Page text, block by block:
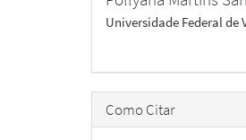
Universidade Federal de
Como Citar